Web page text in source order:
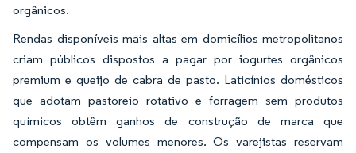
orgânicos.
Rendas disponíveis mais altas em domicílios metropolitanos
criam públicos dispostos a pagar por iogurtes orgânicos
premium e queijo de cabra de pasto. Laticínios domésticos
que adotam pastoreio rotativo e forragem sem produtos
químicos obtêm ganhos de construção de marca que
compensam os volumes menores. Os varejistas reservam